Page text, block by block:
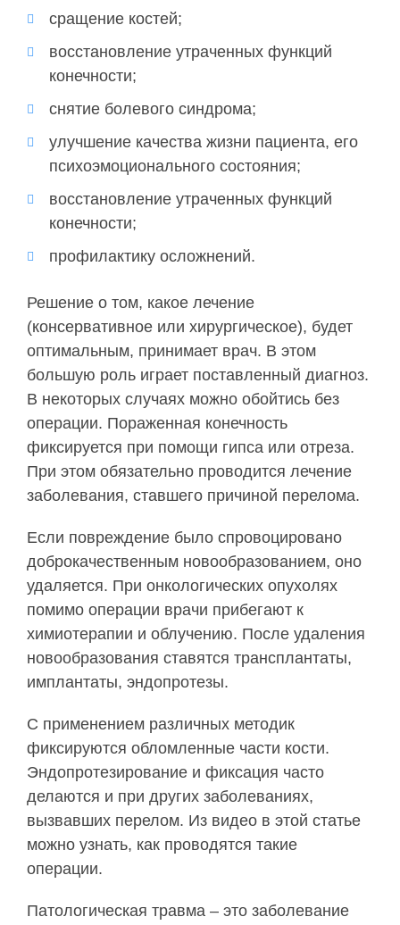
сращение костей;
восстановление утраченных функций
конечности;
снятие болевого синдрома;
улучшение качества жизни пациента, его
психоэмоционального состояния;
восстановление утраченных функций
конечности;
профилактику осложнений.
Решение о том, какое лечение
(консервативное или хирургическое), будет
оптимальным, принимает врач. В этом
большую роль играет поставленный диагноз.
В некоторых случаях можно обойтись без
операции. Пораженная конечность
фиксируется при помощи гипса или отреза.
При этом обязательно проводится лечение
заболевания, ставшего причиной перелома.
Если повреждение было спровоцировано
доброкачественным новообразованием, оно
удаляется. При онкологических опухолях
помимо операции врачи прибегают к
химиотерапии и облучению. После удаления
новообразования ставятся трансплантаты,
имплантаты, эндопротезы.
С применением различных методик
фиксируются обломленные части кости.
Эндопротезирование и фиксация часто
делаются и при других заболеваниях,
вызвавших перелом. Из видео в этой статье
можно узнать, как проводятся такие
операции.
Патологическая травма – это заболевание